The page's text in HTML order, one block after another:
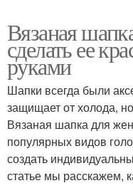
Вязаная
сделать ее
руками
Шапки всегда были
защищает от холода,
Вязаная шапка для
популярных видов
создать
статье мы расскажем,